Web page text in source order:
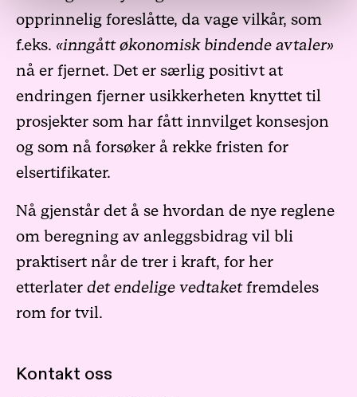
opprinnelig foreslåtte, da vage vilkår, som
f.eks. «inngått økonomisk bindende avtaler»
nå er fjernet. Det er særlig positivt at
endringen fjerner usikkerheten knyttet til
prosjekter som har fått innvilget konsesjon
og som nå forsøker å rekke fristen for
elsertifikater.
Nå gjenstår det å se hvordan de nye reglene
om beregning av anleggsbidrag vil bli
praktisert når de trer i kraft, for her
etterlater det endelige vedtaketfremdeles
rom for tvil.
Kontakt oss